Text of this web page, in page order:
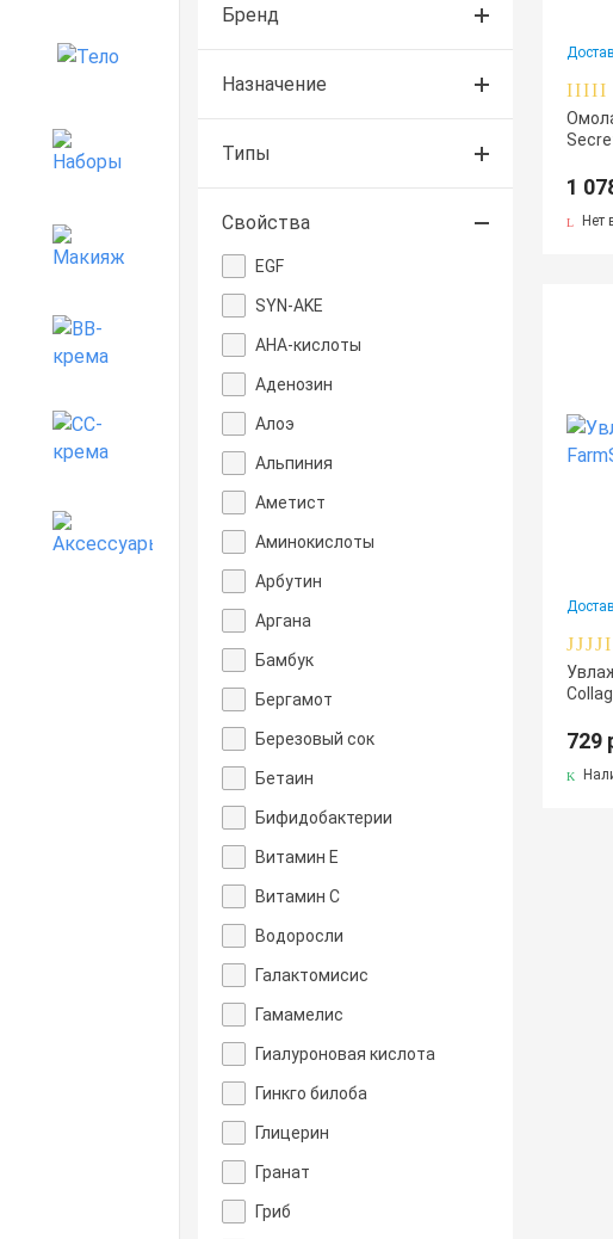
BB-крема
CC-крема
Аксессуары
Бренд
Назначение
Типы
Свойства
EGF
SYN-AKE
АНА-кислоты
Аденозин
Алоэ
Альпиния
Аметист
Аминокислоты
Арбутин
Аргана
Бамбук
Бергамот
Березовый сок
Бетаин
Бифидобактерии
Витамин Е
Витамин С
Водоросли
Галактомисис
Гамамелис
Гиалуроновая кислота
Гинкго билоба
Глицерин
Гранат
Гриб
1
Нет
729